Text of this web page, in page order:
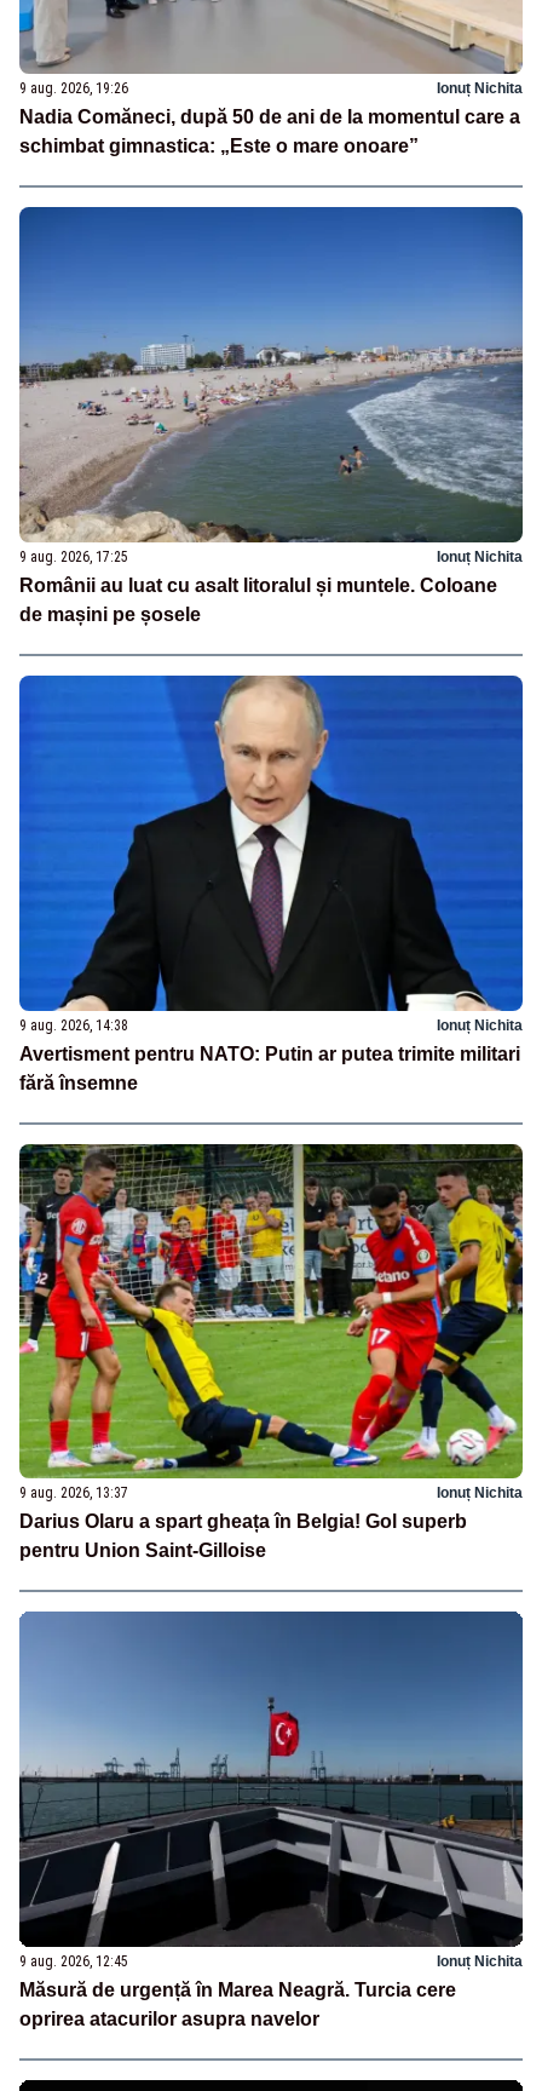
9 aug. 2026, 19:26 Ionuț Nichita
Nadia Comăneci, după 50 de ani de la momentul care a
schimbat gimnastica: „Este o mare onoare”
9 aug. 2026, 17:25 Ionuț Nichita
Românii au luat cu asalt litoralul și muntele. Coloane
de mașini pe șosele
9 aug. 2026, 14:38 Ionuț Nichita
Avertisment pentru NATO: Putin ar putea trimite militari
fără însemne
9 aug. 2026, 13:37 Ionuț Nichita
Darius Olaru a spart gheața în Belgia! Gol superb
pentru Union Saint-Gilloise
9 aug. 2026, 12:45 Ionuț Nichita
Măsură de urgență în Marea Neagră. Turcia cere
oprirea atacurilor asupra navelor